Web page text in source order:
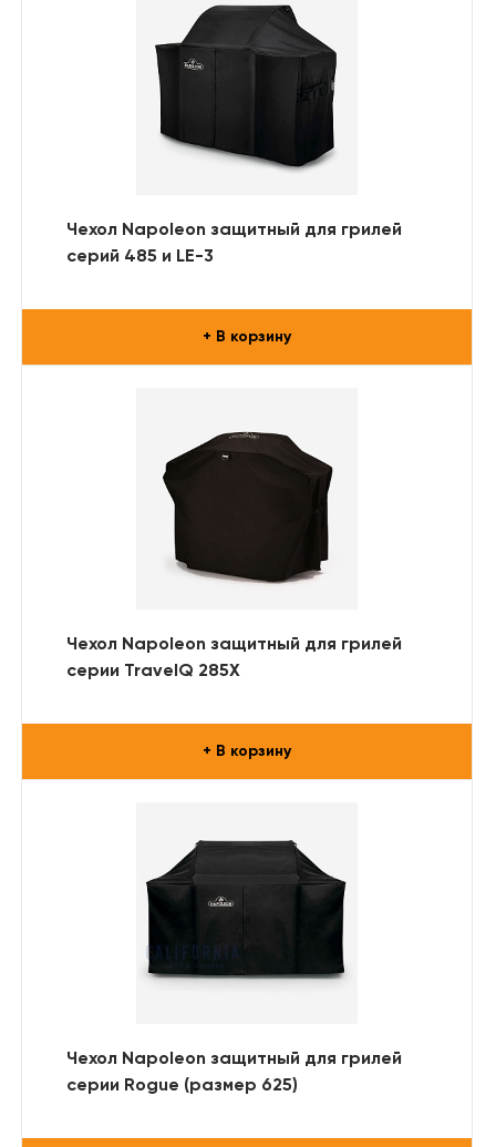
Чехол Napoleon защитный для грилей
серий 485 и LE-3
+ В корзину
Чехол Napoleon защитный для грилей
серии TravelQ 285X
+ В корзину
Чехол Napoleon защитный для грилей
серии Rogue (размер 625)